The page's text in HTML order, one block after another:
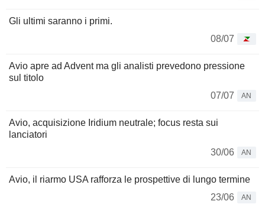
Gli ultimi saranno i primi.
08/07
Avio apre ad Advent ma gli analisti prevedono pressione
sul titolo
07/07
AN
Avio, acquisizione Iridium neutrale; focus resta sui
lanciatori
30/06
AN
Avio, il riarmo USA rafforza le prospettive di lungo termine
23/06
AN